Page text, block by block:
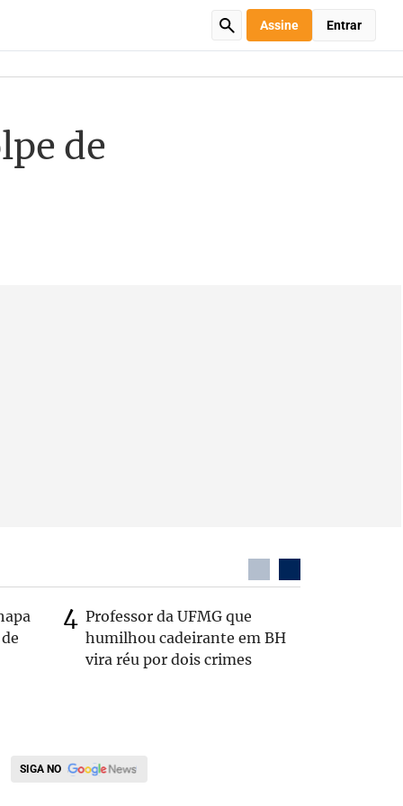
Assine Entrar
de
Professor da UFMG que
humilhou cadeirante em BH
vira réu por dois crimes
SIGA NO